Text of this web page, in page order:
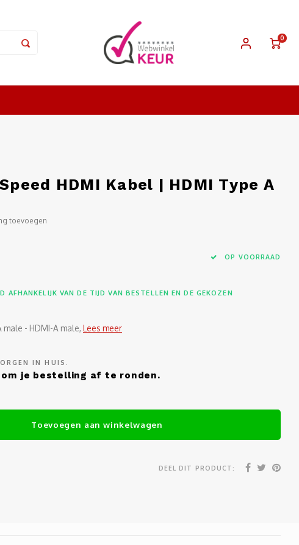
0
HDMI Kabel | HDMI Type A
toevoegen
OP VOORRAAD
AFHANKELIJK VAN DE TIJD VAN BESTELLEN EN DE GEKOZEN
- HDMI-A male, Lees meer
IN HUIS.
om je bestelling af te ronden.
Toevoegen aan winkelwagen
DEEL DIT PRODUCT: